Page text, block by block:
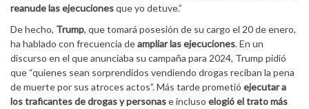
reanude las ejecucionesque yo detuve.”
De hecho, Trump, que tomará posesión de su cargo el 20 de enero,
ha hablado con frecuencia deampliar las ejecuciones. En un
discurso en el que anunciaba su campaña para 2024, Trump pidió
que “quienes sean sorprendidos vendiendo drogas reciban la pena
de muerte por sus atroces actos”. Más tarde prometió ejecutar a
los traficantes de drogas y personase incluso elogió el trato más